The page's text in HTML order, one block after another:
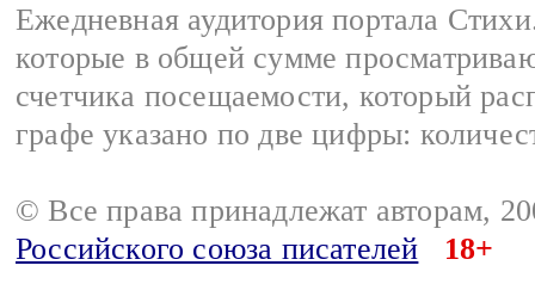
Ежедневная аудитория портала
которые в общей сумме
счетчика посещаемости, который
графе указано по две цифры:
© Все права принадлежат авторам,
Российского союза писателей
18+